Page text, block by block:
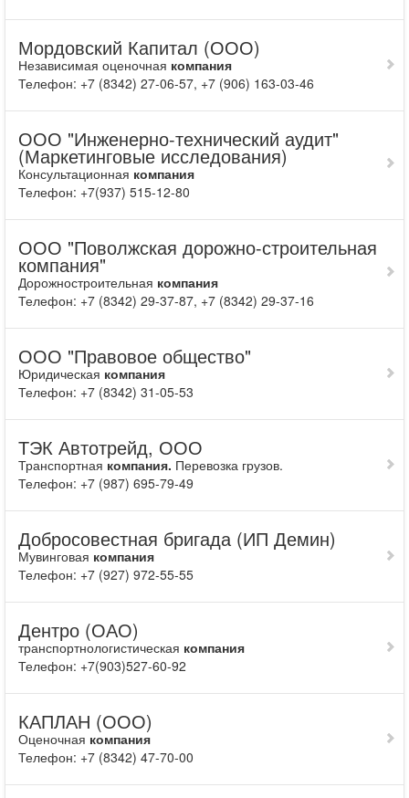
Мордовский Капитал (ООО)
Независимая оценочная компания
Телефон: +7 (8342) 27-06-57, +7 (906) 163-03-46
ООО "Инженерно-технический аудит"
(Маркетинговые исследования)
Консультационная компания
Телефон: +7(937) 515-12-80
ООО "Поволжская дорожно-строительная
компания"
Дорожностроительная компания
Телефон: +7 (8342) 29-37-87, +7 (8342) 29-37-16
ООО "Правовое общество"
Юридическая компания
Телефон: +7 (8342) 31-05-53
ТЭК Автотрейд, ООО
Транспортная компания. Перевозка грузов.
Телефон: +7 (987) 695-79-49
Добросовестная бригада (ИП Демин)
Мувинговая компания
Телефон: +7 (927) 972-55-55
Дентро (ОАО)
транспортнологистическая компания
Телефон: +7(903)527-60-92
КАПЛАН (ООО)
Оценочная компания
Телефон: +7 (8342) 47-70-00